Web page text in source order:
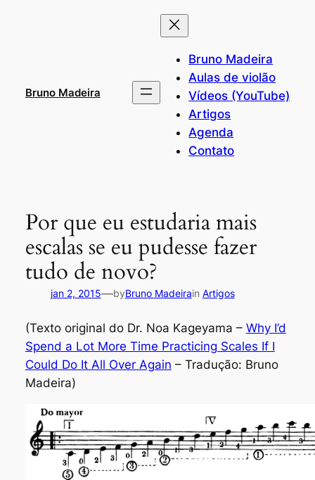
Bruno Madeira
Bruno Madeira
Aulas de violão
Vídeos (YouTube)
Artigos
Agenda
Contato
Por que eu estudaria mais
escalas se eu pudesse fazer
tudo de novo?
jan 2, 2015—byBruno Madeirain Artigos
(Texto original do Dr. Noa Kageyama – Why I’d
Spend a Lot More Time Practicing Scales If I
Could Do It All Over Again – Tradução: Bruno
Madeira)